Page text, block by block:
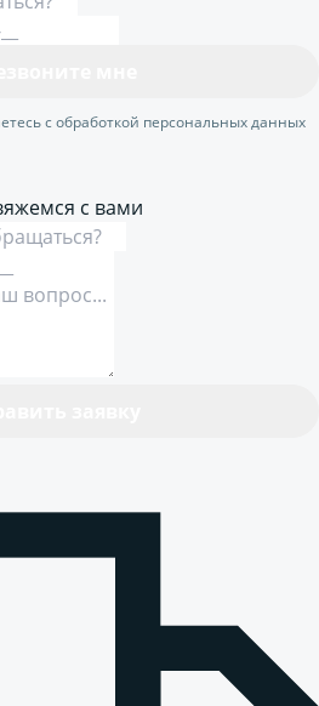
с обработкой персональных данных
с вами